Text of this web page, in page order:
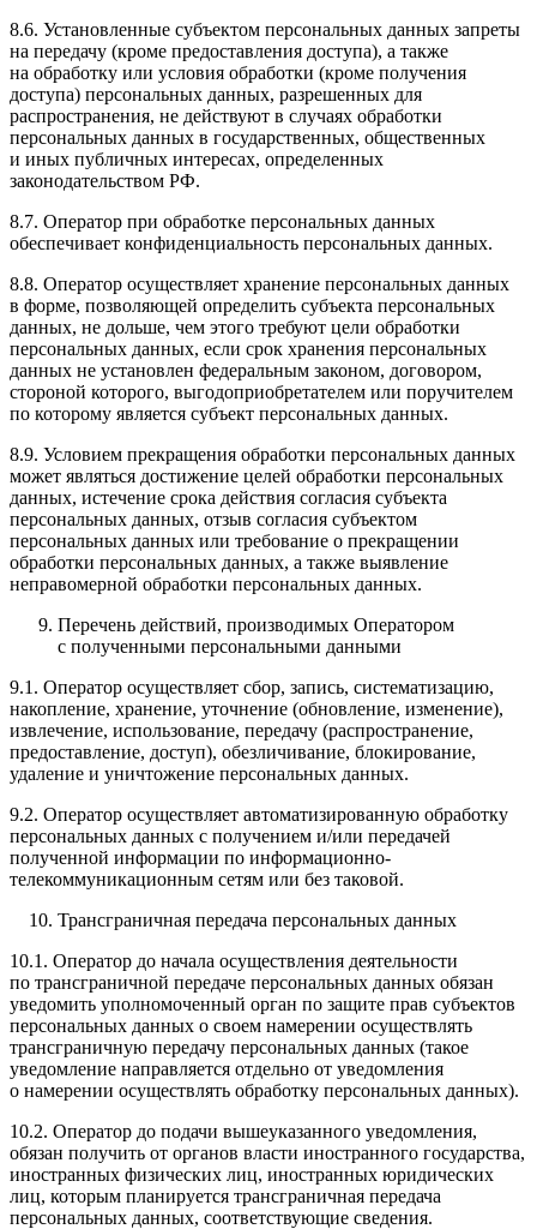
8.6. Установленные субъектом персональных данных запреты
на передачу (кроме предоставления доступа), а также
на обработку или условия обработки (кроме получения
доступа) персональных данных, разрешенных для
распространения, не действуют в случаях обработки
персональных данных в государственных, общественных
и иных публичных интересах, определенных
законодательством РФ.
8.7. Оператор при обработке персональных данных
обеспечивает конфиденциальность персональных данных.
8.8. Оператор осуществляет хранение персональных данных
в форме, позволяющей определить субъекта персональных
данных, не дольше, чем этого требуют цели обработки
персональных данных, если срок хранения персональных
данных не установлен федеральным законом, договором,
стороной которого, выгодоприобретателем или поручителем
по которому является субъект персональных данных.
8.9. Условием прекращения обработки персональных данных
может являться достижение целей обработки персональных
данных, истечение срока действия согласия субъекта
персональных данных, отзыв согласия субъектом
персональных данных или требование о прекращении
обработки персональных данных, а также выявление
неправомерной обработки персональных данных.
Перечень действий, производимых Оператором
с полученными персональными данными
9.1. Оператор осуществляет сбор, запись, систематизацию,
накопление, хранение, уточнение (обновление, изменение),
извлечение, использование, передачу (распространение,
предоставление, доступ), обезличивание, блокирование,
удаление и уничтожение персональных данных.
9.2. Оператор осуществляет автоматизированную обработку
персональных данных с получением и/или передачей
полученной информации по информационно-
телекоммуникационным сетям или без таковой.
Трансграничная передача персональных данных
10.1. Оператор до начала осуществления деятельности
по трансграничной передаче персональных данных обязан
уведомить уполномоченный орган по защите прав субъектов
персональных данных о своем намерении осуществлять
трансграничную передачу персональных данных (такое
уведомление направляется отдельно от уведомления
о намерении осуществлять обработку персональных данных).
10.2. Оператор до подачи вышеуказанного уведомления,
обязан получить от органов власти иностранного государства,
иностранных физических лиц, иностранных юридических
лиц, которым планируется трансграничная передача
персональных данных, соответствующие сведения.